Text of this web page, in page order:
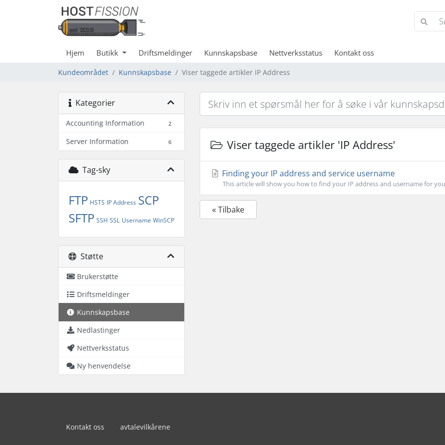
Hjem Butikk Driftsmeldinger Kunnskapsbase Nettverksstatus Kontakt oss
Kundeområdet Kunnskapsbase Viser taggede artikler IP Address
Kategorier
Accounting Information 2
Server Information 6
Tag-sky
FTP HSTS IP Address SCP
SFTP SSH SSL Username WinSCP
Støtte
Brukerstøtte
Driftsmeldinger
Kunnskapsbase
Nedlastinger
Nettverksstatus
Ny henvendelse
Viser taggede artikler 'IP Address'
Finding your IP address and service username
This article will show you how to find your IP address and username for
« Tilbake
Kontakt oss avtalevilkårene